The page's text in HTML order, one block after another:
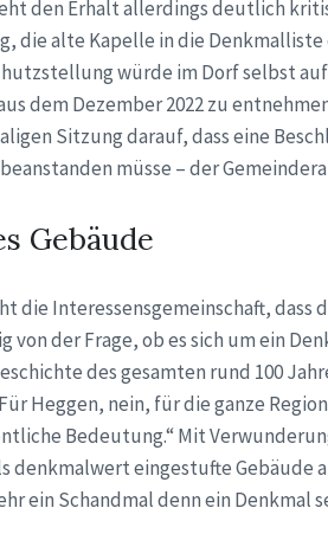
den Erhalt allerdings deutlich
die alte Kapelle in die
würde im Dorf selbst
dem Dezember 2022 zu
Sitzung darauf, dass eine
müsse – der
Gebäude
die Interessensgemeinschaft, dass
von der Frage, ob es sich um ein
des gesamten rund 100
Heggen, nein, für die ganze
Bedeutung.“ Mit
denkmalwert eingestufte Gebäude
ein Schandmal denn ein Denkmal